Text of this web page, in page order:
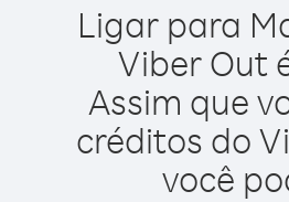
Ligar para
Viber Out
Assim que
créditos do
você